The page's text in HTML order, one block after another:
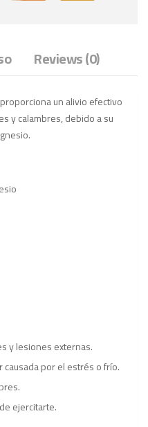
Reviews (0)
un alivio efectivo
y calambres, debido a su
y lesiones externas.
causada por el estrés o frío.
ejercitarte.